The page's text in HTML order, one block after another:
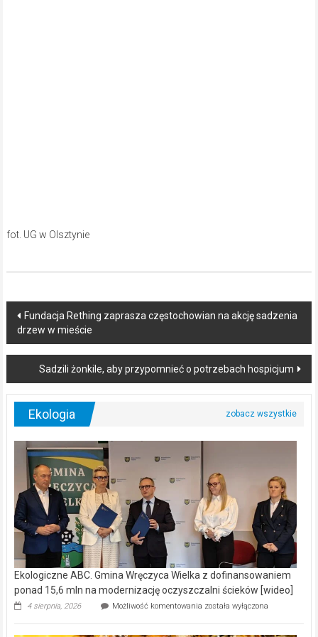
fot. UG w Olsztynie
Post
navigation
Fundacja Rething zaprasza częstochowian na akcję sadzenia
drzew w mieście
Sadzili żonkile, aby przypomnieć o potrzebach hospicjum
Ekologia
Ekologiczne ABC. Gmina Wręczyca Wielka z dofinansowaniem
ponad 15,6 mln na modernizację oczyszczalni ścieków [wideo]
4 sierpnia, 2026 Możliwość komentowania Ekologiczne
została wyłączona